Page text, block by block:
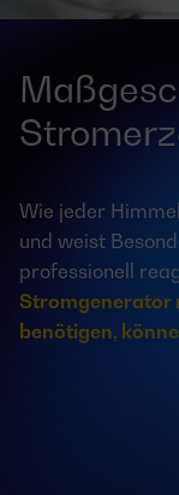
Wie jeder
und weist
professionell
Stromgenerator
benötigen,